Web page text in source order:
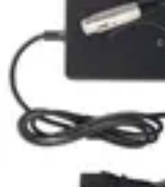
Planification de Voyage
Voyages Écoresponsables